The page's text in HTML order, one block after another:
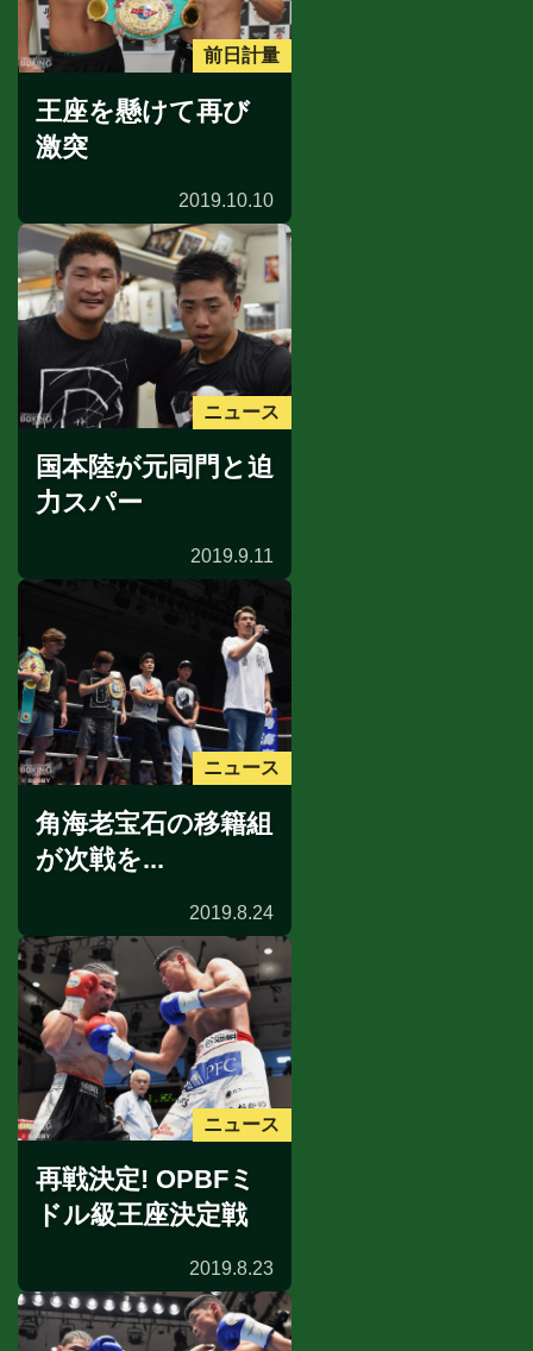
前日計量
王座を懸けて再び
激突
2019.10.10
ニュース
国本陸が元同門と迫
力スパー
2019.9.11
ニュース
角海老宝石の移籍組
が次戦を...
2019.8.24
ニュース
再戦決定! OPBFミ
ドル級王座決定戦
2019.8.23